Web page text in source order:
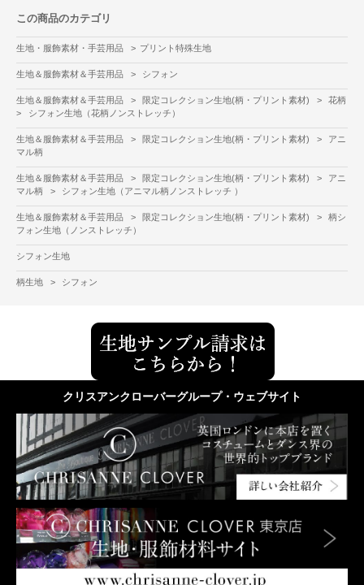
この商品のカテゴリ
生地・服飾素材・手芸用品 > プリント特殊生地
生地＆服飾素材＆手芸用品 > シフォン
生地＆服飾素材＆手芸用品 > 限定コレクション生地(柄・プリント素材) >
花柄
>
シフォン生地（花柄ノンストレッチ）
生地＆服飾素材＆手芸用品 > 限定コレクション生地(柄・プリント素材) >
アニ
マル柄
生地＆服飾素材＆手芸用品 > 限定コレクション生地(柄・プリント素材) >
アニ
マル柄
> シフォン生地（アニマル柄ノンストレッチ ）
生地＆服飾素材＆手芸用品 > 限定コレクション生地(柄・プリント素材) >
柄シ
フォン生地（ノンストレッチ）
シフォン生地
柄生地 > シフォン
クリスアンクローバーグループ・ウェブサイト